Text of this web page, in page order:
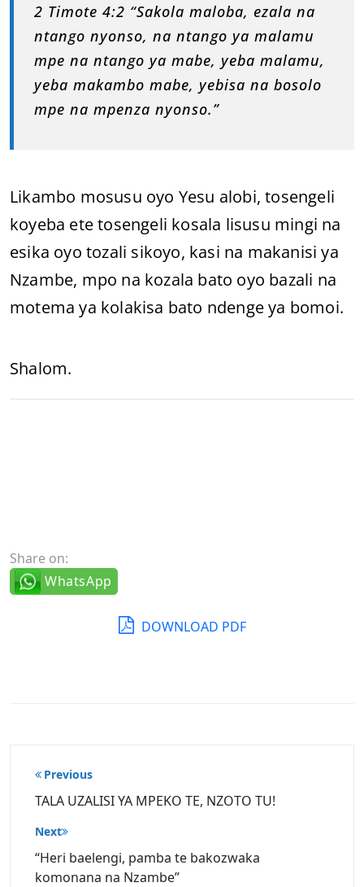
2 Timote 4:2 “Sakola maloba, ezala na
ntango nyonso, na ntango ya malamu
mpe na ntango ya mabe, yeba malamu,
yeba makambo mabe, yebisa na bosolo
mpe na mpenza nyonso.”
Likambo mosusu oyo Yesu alobi, tosengeli
koyeba ete tosengeli kosala lisusu mingi na
esika oyo tozali sikoyo, kasi na makanisi ya
Nzambe, mpo na kozala bato oyo bazali na
motema ya kolakisa bato ndenge ya bomoi.
Shalom.
Share on:
WhatsApp
DOWNLOAD PDF
Post
navigation
Previous
TALA UZALISI YA MPEKO TE, NZOTO TU!
Next
“Heri baelengi, pamba te bakozwaka
komonana na Nzambe”